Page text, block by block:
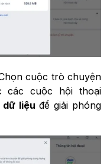
cuộc trò chuyện
các cuộc hội thoại
dữ liệu để giải phóng